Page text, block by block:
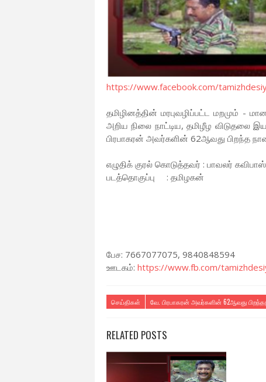
https://www.facebook.com/
தமிழினத்தின் மரபுவழிப்பட்ட மறமும்
அறிய நிலை நாட்டிய, தமிழீழ விடுதலை
பிரபாகரன் அவர்களின் 62ஆவது பிறந்த
எழுதிக் குரல் கொடுத்தவர் : பாவலர்
படத்தொகுப்பு : தமிழகன்
பேச: 7667077075, 9840848594
ஊடகம்: https://www.fb.com/
செய்திகள் வே. பிரபாகரன் அவர்களின் 62ஆவது
RELATED POSTS